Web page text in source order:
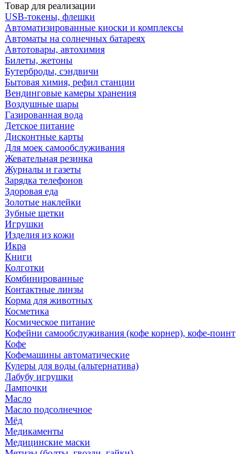
Товар для реализации
USB-токены, флешки
Автоматизированные киоски и комплексы
Автоматы на солнечных батареях
Автотовары, автохимия
Билеты, жетоны
Бутерброды, сэндвичи
Бытовая химия, рефил станции
Вендинговые камеры хранения
Воздушные шары
Газированная вода
Детское питание
Дисконтные карты
Для моек самообслуживания
Жевательная резинка
Журналы и газеты
Зарядка телефонов
Здоровая еда
Золотые наклейки
Зубные щетки
Игрушки
Изделия из кожи
Икра
Книги
Колготки
Комбинированные
Контактные линзы
Корма для животных
Косметика
Космическое питание
Кофейни самообслуживания (кофе корнер), кофе-поинт
Кофе
Кофемашины автоматические
Кулеры для воды (альтернатива)
Лабубу игрушки
Лампочки
Масло
Масло подсолнечное
Мёд
Медикаменты
Медицинские маски